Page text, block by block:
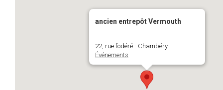
ancien entrepôt Vermouth
22, rue fodéré - Chambéry
Événements